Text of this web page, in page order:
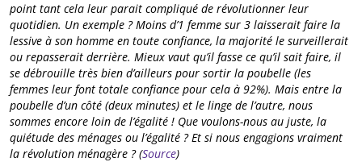
point tant cela leur parait compliqué de révolutionner leur
quotidien. Un exemple ? Moins d’1 femme sur 3 laisserait faire la
lessive à son homme en toute confiance, la majorité le surveillerait
ou repasserait derrière. Mieux vaut qu’il fasse ce qu’il sait faire, il
se débrouille très bien d’ailleurs pour sortir la poubelle (les
femmes leur font totale confiance pour cela à 92%). Mais entre la
poubelle d’un côté (deux minutes) et le linge de l’autre, nous
sommes encore loin de l’égalité ! Que voulons-nous au juste, la
quiétude des ménages ou l’égalité ? Et si nous engagions vraiment
la révolution ménagère ? (Source)